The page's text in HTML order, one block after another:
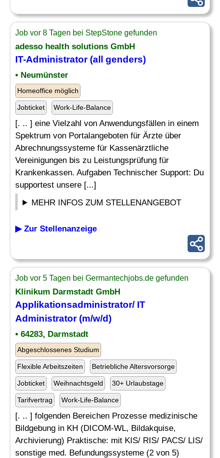
Job vor 8 Tagen bei StepStone gefunden
adesso health solutions GmbH
IT-Administrator(all genders)
• Neumünster
Homeoffice möglich
Jobticket Work-Life-Balance
[. .. ] eine Vielzahl von Anwendungsfällen in einem
Spektrum von Portalangeboten für Ärzte über
Abrechnungssysteme für Kassenärztliche
Vereinigungen bis zu Leistungsprüfung für
Krankenkassen. Aufgaben Technischer Support: Du
supportest unsere [...]
MEHR INFOS ZUM STELLENANGEBOT
▶ Zur Stellenanzeige
Job vor 5 Tagen bei Germantechjobs.de gefunden
Klinikum Darmstadt GmbH
Applikationsadministrator/ IT
Administrator(m/w/d)
• 64283, Darmstadt
Abgeschlossenes Studium
Flexible Arbeitszeiten Betriebliche Altersvorsorge
Jobticket Weihnachtsgeld 30+ Urlaubstage
Tarifvertrag Work-Life-Balance
[. .. ] folgenden Bereichen Prozesse medizinische
Bildgebung in KH (DICOM-WL, Bildakquise,
Archivierung) Praktische: mit KIS/ RIS/ PACS/ LIS/
sonstige med. Befundungssysteme (2 von 5)